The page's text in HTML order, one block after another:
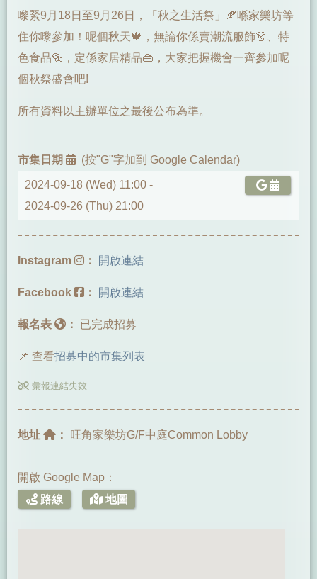
嚟緊9月18日至9月26日，「秋之生活祭」🍂喺家樂坊等
住你嚟參加！呢個秋天🍁，無論你係賣潮流服飾👗、特
色食品🥯，定係家居精品👜，大家把握機會一齊參加呢
個秋祭盛會吧!
所有資料以主辦單位之最後公布為準。
市集日期 (按"G"字加到 Google Calendar)
2024-09-18 (Wed) 11:00 -
2024-09-26 (Thu) 21:00
Instagram ： 開啟連結
Facebook ： 開啟連結
報名表 ： 已完成招募
📌 查看招募中的市集列表
彙報連結失效
地址 ： 旺角家樂坊G/F中庭Common Lobby
開啟 Google Map：
路線
地圖